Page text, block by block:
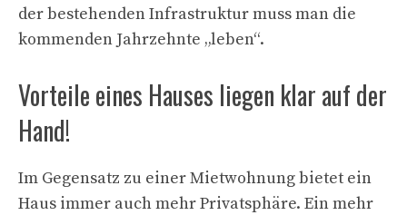
der bestehenden Infrastruktur muss man die
kommenden Jahrzehnte „leben“.
Vorteile eines Hauses liegen klar auf der
Hand!
Im Gegensatz zu einer Mietwohnung bietet ein
Haus immer auch mehr Privatsphäre. Ein mehr